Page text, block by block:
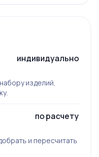
индивидуально
изделий,
по расчету
и пересчитать